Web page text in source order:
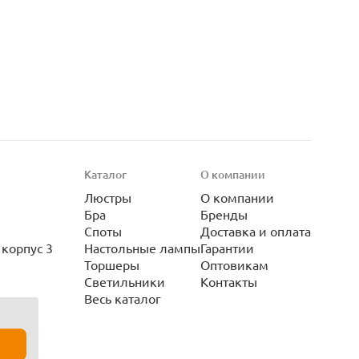
3
Каталог
Люстры
Бра
Споты
Настольные лампы
Торшеры
Светильники
Весь каталог
О компании
О компании
Бренды
Доставка и оплата
Гарантии
Оптовикам
Контакты